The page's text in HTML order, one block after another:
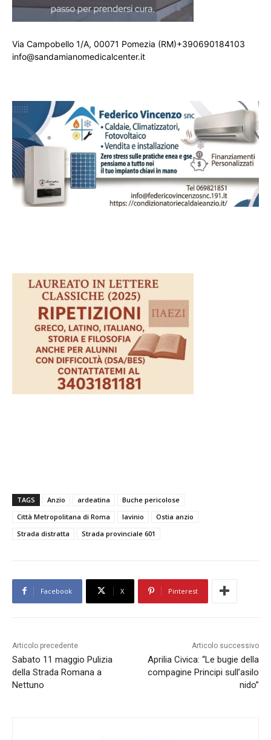
Via Campobello 1/A, 00071 Pomezia (RM)+390690184103
info@sandamianomedicalcenter.it
TAGS Anzio ardeatina
Buche pericolose
Città Metropolitana di Roma
lavinio
Ostia anzio
Strada distratta
Strada provinciale 601
Facebook X Pinterest
Articolo precedente
Sabato 11 maggio Pulizia
della Strada Romana a
Nettuno
Articolo successivo
Aprilia Civica: “Le bugie della
compagine Principi sull’asilo
nido”